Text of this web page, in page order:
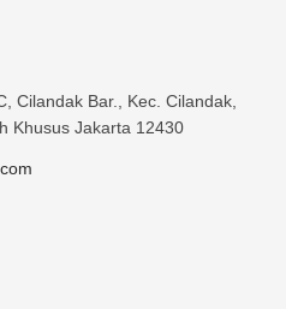
Cilandak Bar., Kec. Cilandak,
Khusus Jakarta 12430